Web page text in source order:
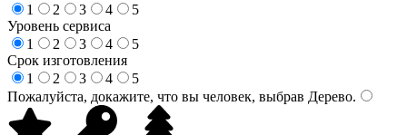
1
2 3 4
5
Уровень сервиса
1
2 3 4
5
Срок изготовления
1
2 3 4
5
Пожалуйста, докажите, что вы человек, выбрав Дерево.